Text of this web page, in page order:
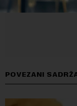
POVEZANI